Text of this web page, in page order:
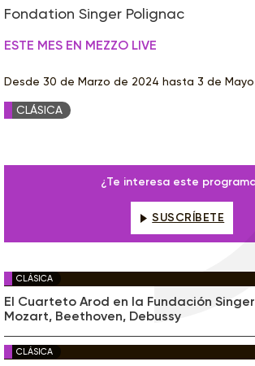
Fondation Singer Polignac
ESTE MES EN MEZZO LIVE
Desde 30 de Marzo de 2024 hasta 3 de
CLÁSICA
¿Te interesa este
SUSCRÍBETE
CLÁSICA
El Cuarteto Arod en la Fundación
Mozart, Beethoven, Debussy
CLÁSICA